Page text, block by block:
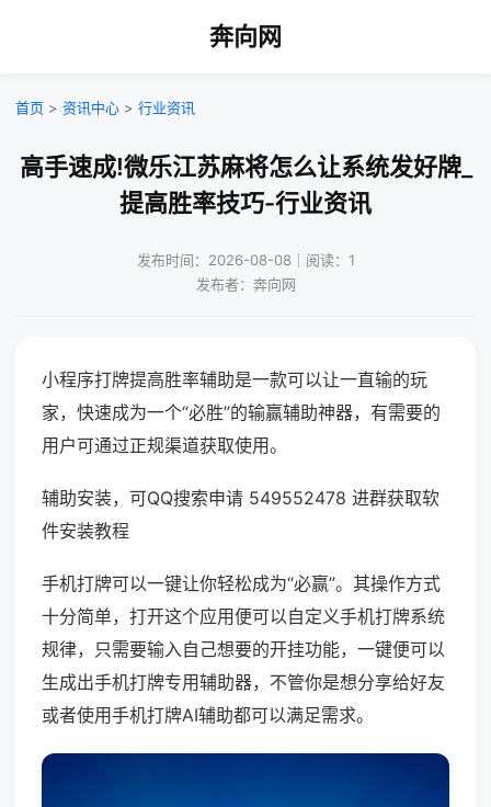
奔向网
首页 > 资讯中心 > 行业资讯
高手速成!微乐江苏麻将怎么让系统发好牌_
提高胜率技巧-行业资讯
发布时间：2026-08-08｜阅读：1
发布者：奔向网
小程序打牌提高胜率辅助是一款可以让一直输的玩
家，快速成为一个“必胜”的输赢辅助神器，有需要的
用户可通过正规渠道获取使用。
辅助安装，可QQ搜索申请 549552478 进群获取软
件安装教程
手机打牌可以一键让你轻松成为“必赢”。其操作方式
十分简单，打开这个应用便可以自定义手机打牌系统
规律，只需要输入自己想要的开挂功能，一键便可以
生成出手机打牌专用辅助器，不管你是想分享给好友
或者使用手机打牌AI辅助都可以满足需求。